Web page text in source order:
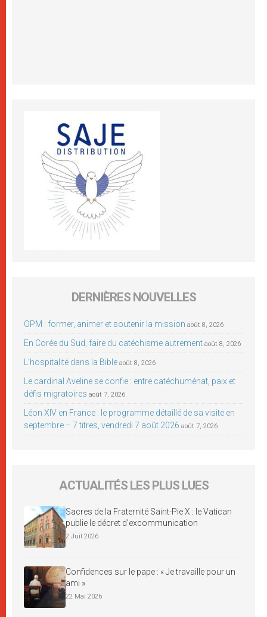
DERNIÈRES NOUVELLES
OPM : former, animer et soutenir la mission août 8, 2026
En Corée du Sud, faire du catéchisme autrement août 8, 2026
L’hospitalité dans la Bible août 8, 2026
Le cardinal Aveline se confie : entre catéchuménat, paix et
défis migratoires août 7, 2026
Léon XIV en France : le programme détaillé de sa visite en
septembre – 7 titres, vendredi 7 août 2026 août 7, 2026
ACTUALITÉS LES PLUS LUES
Sacres de la Fraternité Saint-Pie X : le Vatican
publie le décret d’excommunication
2 Juil 2026
Confidences sur le pape : « Je travaille pour un
ami »
22 Mai 2026